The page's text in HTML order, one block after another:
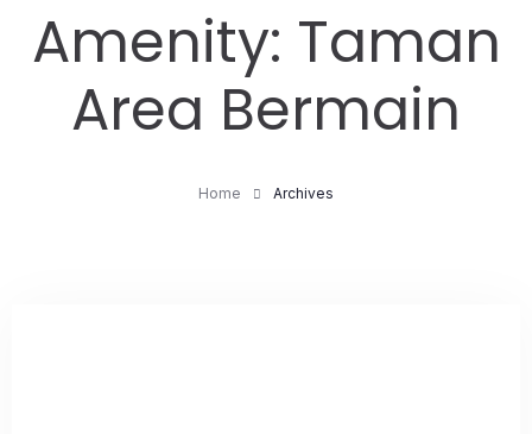
Amenity: Taman
Area Bermain
Home Archives